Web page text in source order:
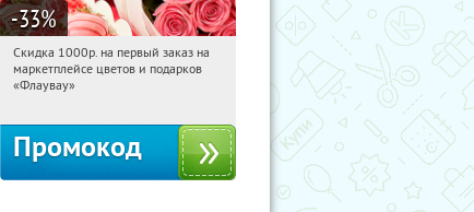
-33%
11:38:14 Получили:
Россия
Скидка 1000р. на первый заказ на
маркетплейсе цветов и подарков
«Флаувау»
Промокод